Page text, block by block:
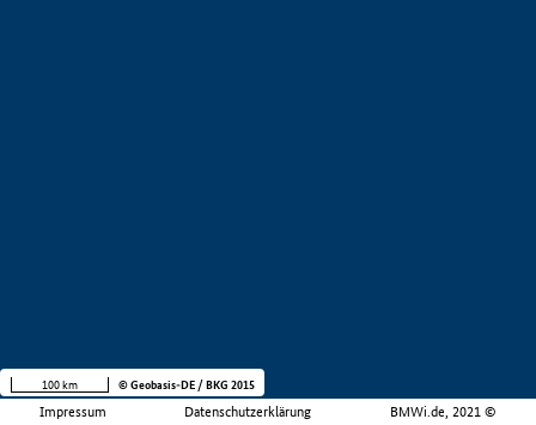
Impressum Datenschutzerklärung BMWi.de, 2021 ©
100 km © Geobasis-DE / BKG 2015